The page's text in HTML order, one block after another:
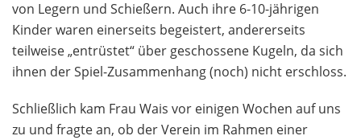
von Legern und Schießern. Auch ihre 6-10-jährigen
Kinder waren einerseits begeistert, andererseits
teilweise „entrüstet“ über geschossene Kugeln, da sich
ihnen der Spiel-Zusammenhang (noch) nicht erschloss.
Schließlich kam Frau Wais vor einigen Wochen auf uns
zu und fragte an, ob der Verein im Rahmen einer